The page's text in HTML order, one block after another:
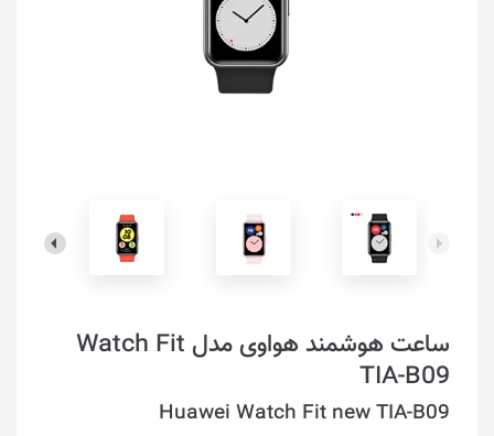
ساعت هوشمند هواوی مدل Watch Fit
TIA-B09
Huawei Watch Fit new TIA-B09